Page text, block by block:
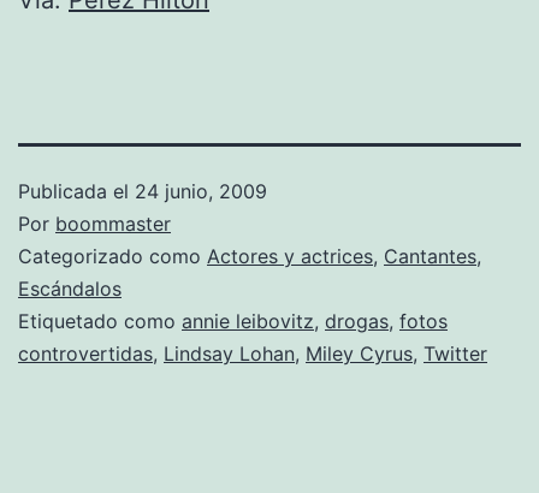
Publicada el 24 junio, 2009
Por boommaster
Categorizado como Actores y actrices, Cantantes,
Escándalos
Etiquetado como annie leibovitz, drogas, fotos
controvertidas, Lindsay Lohan, Miley Cyrus, Twitter